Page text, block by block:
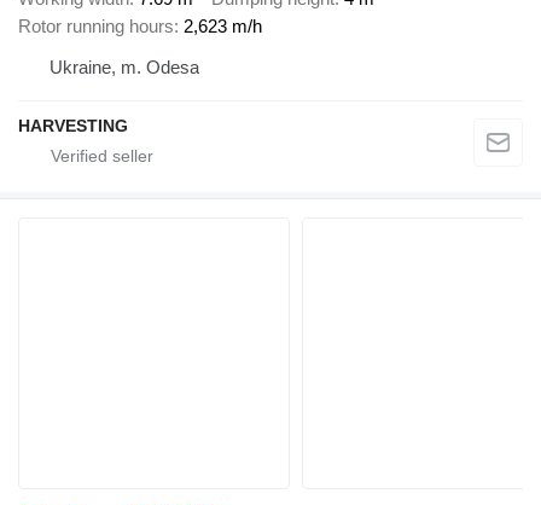
Rotor running hours 2,623 m/h
Ukraine, m. Odesa
HARVESTING